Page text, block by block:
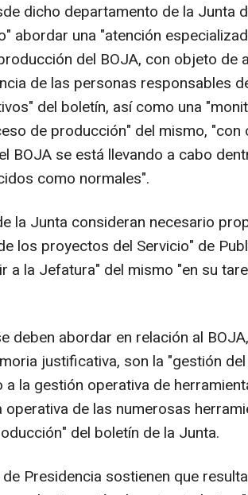
dicho departamento de la Junta
abordar una "atención
del BOJA, con objeto de
de las personas responsables
del boletín, así como una
de producción" del mismo,
BOJA se está llevando a cabo
como normales".
la Junta consideran necesario
los proyectos del Servicio" de
a la Jefatura" del mismo "en su
deben abordar en relación al
justificativa, son la "gestión
a la gestión operativa de
de las numerosas
del boletín de la Junta.
Presidencia sostienen que